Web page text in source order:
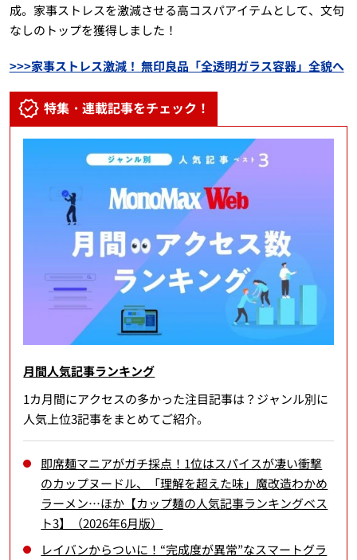
成。家事ストレスを激減させる高コスパアイテムとして、文句
なしのトップを獲得しました！
>>>家事ストレス激減！ 無印良品「全透明ガラス容器」全貌へ
特集・連載記事をチェック！
月間人気記事ランキング
1カ月間にアクセスの多かった注目記事は？ジャンル別に
人気上位3記事をまとめてご紹介。
即席麺マニアがガチ採点！1位はスパイスが凄い衝撃
のカップヌードル、「理解を超えた味」魔改造わかめ
ラーメン…ほか【カップ麺の人気記事ランキングベス
ト3】（2026年6月版）
レイバンからついに！“完成度が異常”なスマートグラ